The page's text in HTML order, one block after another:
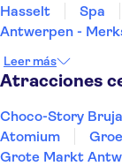
Hasselt
Spa
Antwerpen -
Leer más
Atracciones
Choco-Story
Atomium
Grote Markt